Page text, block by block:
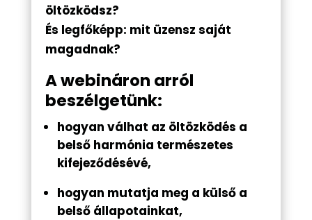
öltözködsz?
És legfőképp: mit üzensz saját
magadnak?
A webináron arról
beszélgetünk:
hogyan válhat az öltözködés a
belső harmónia természetes
kifejeződésévé,
hogyan mutatja meg a külső a
belső állapotainkat,